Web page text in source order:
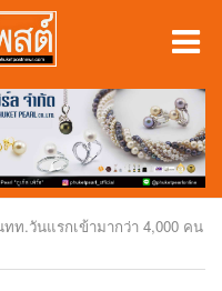
ท.วันแรกเข้ามากว่า 4,000 คน